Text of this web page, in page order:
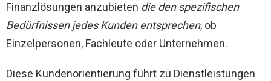
Finanzlösungen anzubieten die den spezifischen
Bedürfnissen jedes Kunden entsprechen, ob
Einzelpersonen, Fachleute oder Unternehmen.
Diese Kundenorientierung führt zu Dienstleistungen